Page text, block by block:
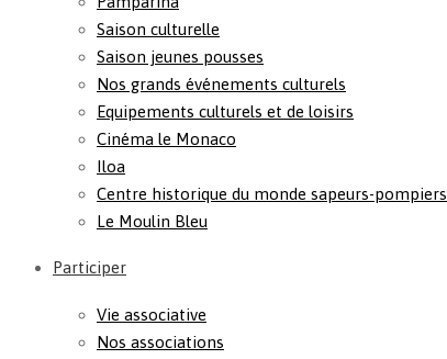
Saison culturelle
Saison jeunes pousses
Nos grands événements culturels
Equipements culturels et de loisirs
Cinéma le Monaco
Iloa
Centre historique du monde sapeurs-pompiers
Le Moulin Bleu
Participer
Vie associative
Nos associations